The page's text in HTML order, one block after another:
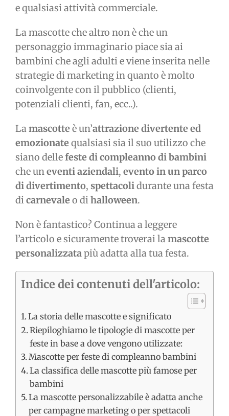
e qualsiasi attività commerciale.
La mascotte che altro non è che un
personaggio immaginario piace sia ai
bambini che agli adulti e viene inserita nelle
strategie di marketing in quanto è molto
coinvolgente con il pubblico (clienti,
potenziali clienti, fan, ecc..).
La mascotte è un’attrazione divertente ed
emozionate qualsiasi sia il suo utilizzo che
siano dellefeste di compleanno di bambini
che un eventi aziendali, evento in un parco
di divertimento, spettacoli durante una festa
di carnevale o di halloween.
Non è fantastico? Continua a leggere
l’articolo e sicuramente troverai la mascotte
personalizzata più adatta alla tua festa.
Indice dei contenuti dell'articolo:
La storia delle mascotte e significato
Riepiloghiamo le tipologie di mascotte per
feste in base a dove vengono utilizzate:
Mascotte per feste di compleanno bambini
La classifica delle mascotte più famose per
bambini
La mascotte personalizzabile è adatta anche
per campagne marketing o per spettacoli